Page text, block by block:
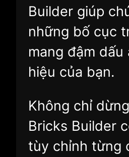
Builder giúp
những bố cục
mang đậm
hiệu của bạn.
Không chỉ
Bricks Builder
tùy chỉnh từng